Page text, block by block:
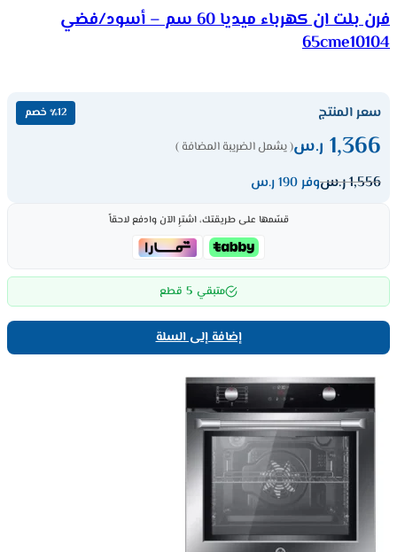
فرن بلت ان كهرباء ميديا 60 سم – أسود/فضي
65cme10104
سعر المنتج ٪12 خصم
1,366 ر.س( يشمل الضريبة المضافة )
1,556ر.سوفر 190 ر.س
قسّمها على طريقتك، اشترِ الآن وادفع لاحقاً
متبقي 5 قطع
إضافة إلى السلة